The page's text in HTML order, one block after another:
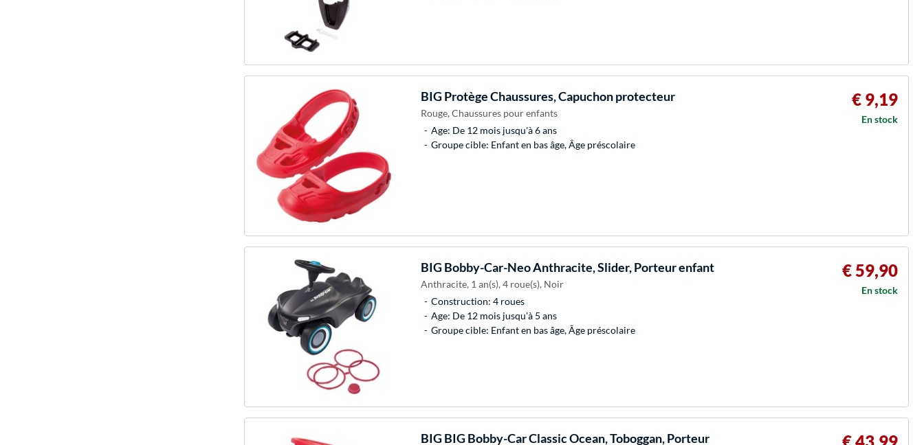
BIG Protège Chaussures, Capuchon protecteur
Rouge, Chaussures pour enfants
Age: De 12 mois jusqu'à 6 ans
Groupe cible: Enfant en bas âge, Âge préscolaire
€ 9,19
En stock
BIG Bobby-Car-Neo Anthracite, Slider, Porteur enfant
Anthracite, 1 an(s), 4 roue(s), Noir
Construction: 4 roues
Age: De 12 mois jusqu'à 5 ans
Groupe cible: Enfant en bas âge, Âge préscolaire
€ 59,90
En stock
BIG BIG Bobby-Car Classic Ocean, Toboggan, Porteur